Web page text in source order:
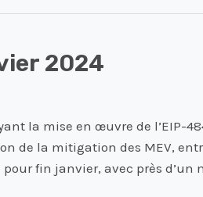
2024
la mise en œuvre de l’EIP-
de la mitigation des MEV,
fin janvier, avec près d’un